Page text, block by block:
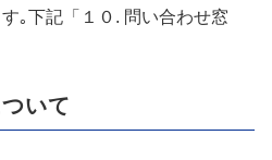
｡下記「１０. 問い合わせ窓
いて